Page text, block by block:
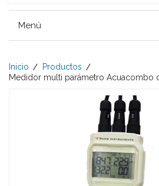
Menú
Inicio
Productos
Medidor multi parámetro Acuacombo